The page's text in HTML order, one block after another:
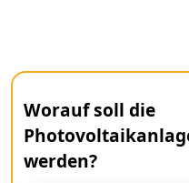
Worauf soll die
werden?